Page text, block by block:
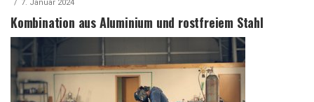
7. Januar 2024
Kombination aus Aluminium und rostfreiem Stahl